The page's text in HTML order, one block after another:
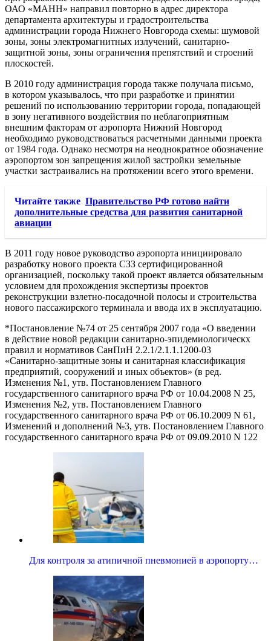
ОАО «МАНН» направил повторно в адрес директора
департамента архитектуры и градостроительства
администрации города Нижнего Новгорода схемы: шумовой
зоны, зоны электромагнитных излучений, санитарно-
защитной зоны, зоны ограничения препятствий и строений
плоскостей.
В 2010 году администрация города также получала письмо,
в котором указывалось, что при разработке и принятии
решений по использованию территории города, попадающей
в зону негативного воздействия по неблагоприятным
внешним факторам от аэропорта Нижний Новгород
необходимо руководствоваться расчетными данными проекта
от 1984 года. Однако несмотря на неоднократное обозначение
аэропортом зон запрещения жилой застройки земельные
участки застраивались на протяжении всего этого времени.
Читайте также Правительство РФ готово найти
дополнительные средства для развития санитарной
авиации
В 2011 году новое руководство аэропорта инициировало
разработку нового проекта СЗЗ сертифицированной
организацией, поскольку такой проект является обязательным
условием для прохождения экспертизы проектов
реконструкции взлетно-посадочной полосы и строительства
нового пассажирского терминала и ввода их в эксплуатацию.
*Постановление №74 от 25 сентября 2007 года «О введении
в действие новой редакции санитарно-эпидемиологическх
правил и нормативов СанПиН 2.2.1/2.1.1.1200-03
«Санитарно-защитные зоны и санитарная классификация
предприятий, сооружений и иных объектов» (в ред.
Изменения №1, утв. Постановлением Главного
государственного санитарного врача РФ от 10.04.2008 N 25,
Изменения №2, утв. Постановлением Главного
государственного санитарного врача РФ от 06.10.2009 N 61,
Изменений и дополнений №3, утв. Постановлением Главного
государственного санитарного врача РФ от 09.09.2010 N 122
Для контроля за атипичной пневмонией в аэропорту…